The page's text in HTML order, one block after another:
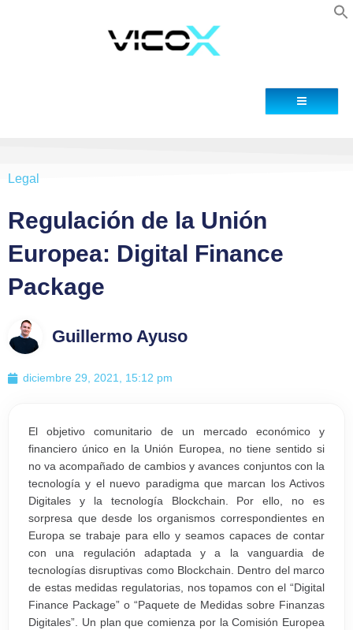
Legal
Regulación de la Unión
Europea: Digital Finance
Package
Guillermo Ayuso
diciembre 29, 2021, 15:12 pm
El objetivo comunitario de un mercado económico y
financiero único en la Unión Europea, no tiene sentido si
no va acompañado de cambios y avances conjuntos con la
tecnología y el nuevo paradigma que marcan los Activos
Digitales y la tecnología Blockchain. Por ello, no es
sorpresa que desde los organismos correspondientes en
Europa se trabaje para ello y seamos capaces de contar
con una regulación adaptada y a la vanguardia de
tecnologías disruptivas como Blockchain. Dentro del marco
de estas medidas regulatorias, nos topamos con el “Digital
Finance Package” o “Paquete de Medidas sobre Finanzas
Digitales”. Un plan que comienza por la Comisión Europea